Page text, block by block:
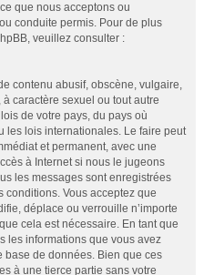
que nous acceptons ou
conduite permis. Pour de plus
veuillez consulter :
contenu abusif, obscène, vulgaire,
caractère sexuel ou tout autre
de votre pays, du pays où
les lois internationales. Le faire peut
et permanent, avec une
à Internet si nous le jugeons
les messages sont enregistrées
conditions. Vous acceptez que
déplace ou verrouille n’importe
cela est nécessaire. En tant que
les informations que vous avez
base de données. Bien que ces
à une tierce partie sans votre